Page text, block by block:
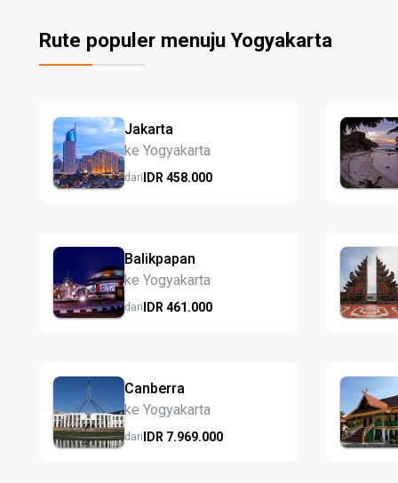
Rute populer menuju Yogyakarta
Jakarta
ke Yogyakarta
dariIDR 458.000
Balikpapan
ke Yogyakarta
dariIDR 461.000
Canberra
ke Yogyakarta
dariIDR 7.969.000